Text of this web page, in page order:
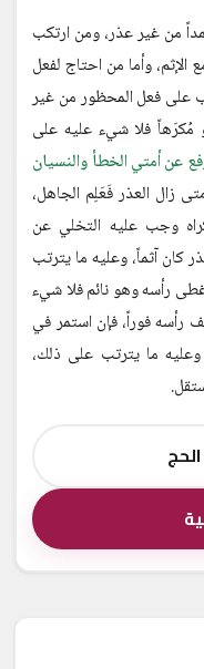
من غير عذر، ومن ارتكب
الإثم، وأما من احتاج لفعل
على فعل المحظور من غير
مُكرَهاً فلا شيء عليه على
عن أمتي الخطأ والنسيان
زال العذر فَعَلِم الجاهل،
وجب عليه التخلي عن
كان آثماً، وعليه ما يترتب
رأسه وهو نائم فلا شيء
رأسه فوراً، فإن استمر في
ما يترتب على ذلك،